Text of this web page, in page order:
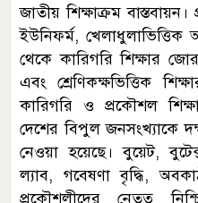
জাতীয় শিক্ষাক্রম
ইউনিফর্ম, খেলাধুলাভিত্তিক
থেকে কারিগরি শিক্ষার
এবং শ্রেণিকক্ষভিত্তিক
কারিগরি ও প্রকৌশল
দেশের বিপুল জনসংখ্যাকে
নেওয়া হয়েছে। বুয়েট,
ল্যাব, গবেষণা বৃদ্ধি,
প্রকৌশলীদের নেতৃত্ব